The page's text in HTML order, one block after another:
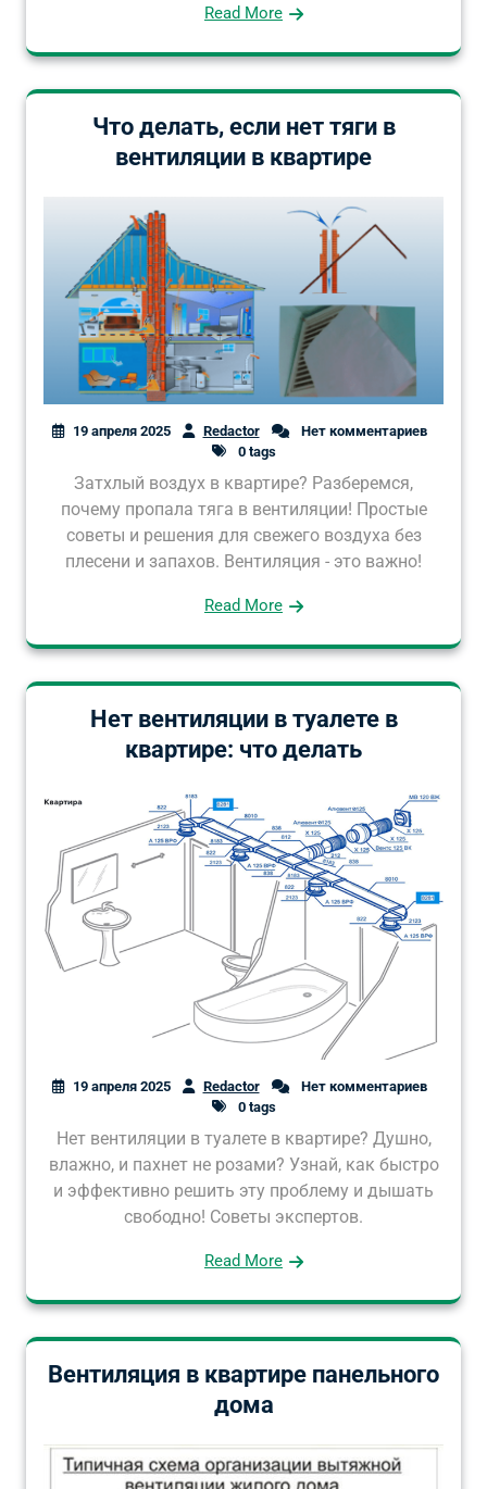
Read More
Что делать, если нет тяги в
вентиляции в квартире
19 апреля 2025 Redactor
Нет комментариев
0 tags
Затхлый воздух в квартире? Разберемся,
почему пропала тяга в вентиляции! Простые
советы и решения для свежего воздуха без
плесени и запахов. Вентиляция - это важно!
Read More
Нет вентиляции в туалете в
квартире: что делать
19 апреля 2025 Redactor
Нет комментариев
0 tags
Нет вентиляции в туалете в квартире? Душно,
влажно, и пахнет не розами? Узнай, как быстро
и эффективно решить эту проблему и дышать
свободно! Советы экспертов.
Read More
Вентиляция в квартире панельного
дома